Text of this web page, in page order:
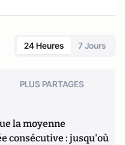
24 Heures 7 Jours
PLUS PARTAGES
la moyenne
consécutive : jusqu'où